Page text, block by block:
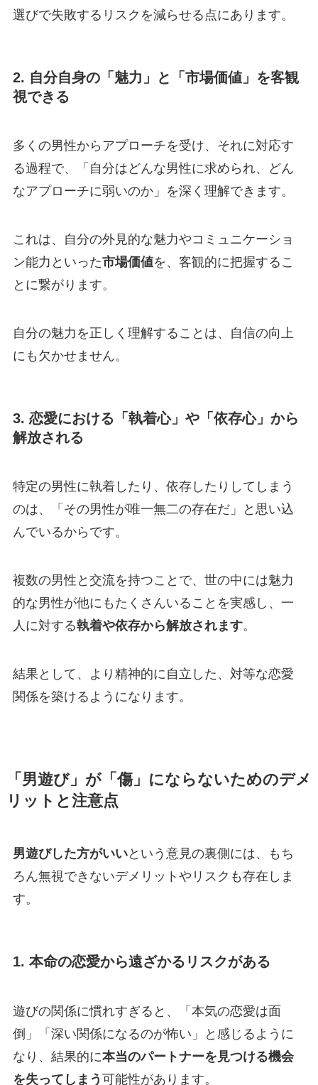
選びで失敗するリスクを減らせる点にあります。
2. 自分自身の「魅力」と「市場価値」を客観
視できる
多くの男性からアプローチを受け、それに対応す
る過程で、「自分はどんな男性に求められ、どん
なアプローチに弱いのか」を深く理解できます。
これは、自分の外見的な魅力やコミュニケーショ
ン能力といった市場価値を、客観的に把握するこ
とに繋がります。
自分の魅力を正しく理解することは、自信の向上
にも欠かせません。
3. 恋愛における「執着心」や「依存心」から
解放される
特定の男性に執着したり、依存したりしてしまう
のは、「その男性が唯一無二の存在だ」と思い込
んでいるからです。
複数の男性と交流を持つことで、世の中には魅力
的な男性が他にもたくさんいることを実感し、一
人に対する執着や依存から解放されます。
結果として、より精神的に自立した、対等な恋愛
関係を築けるようになります。
「男遊び」が「傷」にならないためのデメ
リットと注意点
男遊びした方がいいという意見の裏側には、もち
ろん無視できないデメリットやリスクも存在しま
す。
1. 本命の恋愛から遠ざかるリスクがある
遊びの関係に慣れすぎると、「本気の恋愛は面
倒」「深い関係になるのが怖い」と感じるように
なり、結果的に本当のパートナーを見つける機会
を失ってしまう 可能性があります。